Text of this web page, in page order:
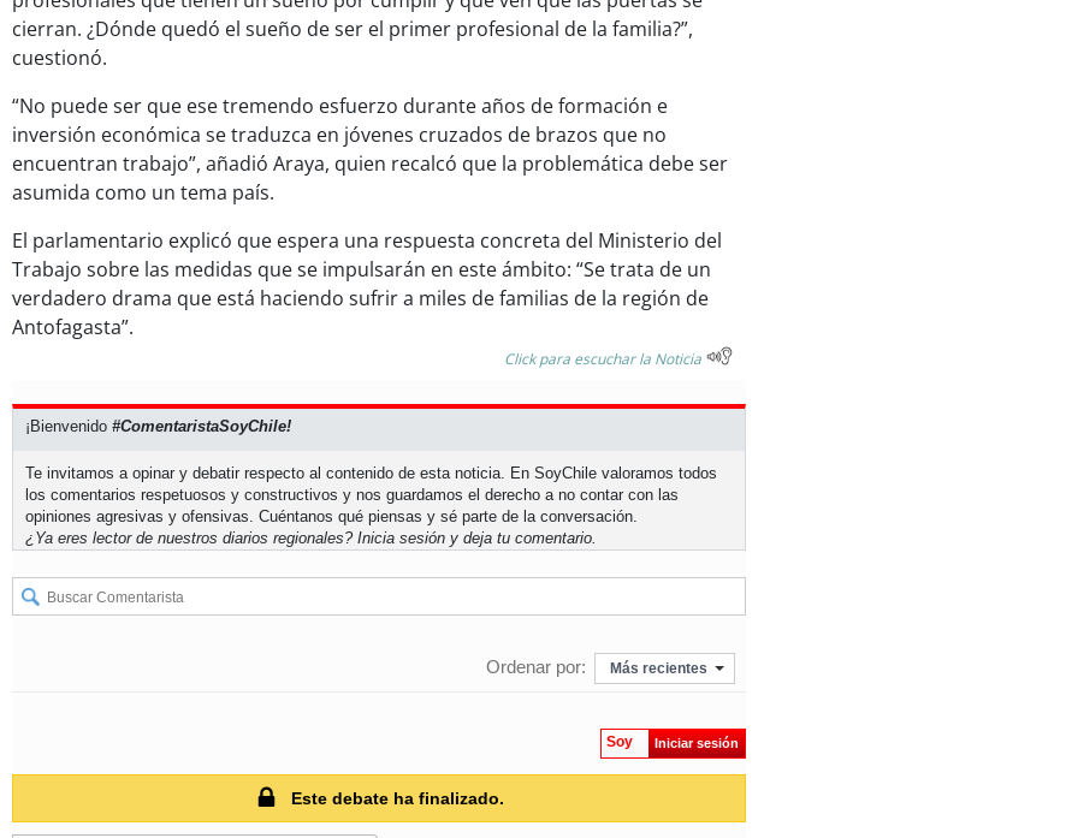
cierran. ¿Dónde quedó el sueño de ser el primer profesional de la familia?”,
cuestionó.
“No puede ser que ese tremendo esfuerzo durante años de formación e
inversión económica se traduzca en jóvenes cruzados de brazos que no
encuentran trabajo”, añadió Araya, quien recalcó que la problemática debe ser
asumida como un tema país.
El parlamentario explicó que espera una respuesta concreta del Ministerio del
Trabajo sobre las medidas que se impulsarán en este ámbito: “Se trata de un
verdadero drama que está haciendo sufrir a miles de familias de la región de
Antofagasta”.
Click para escuchar la Noticia
¡Bienvenido #ComentaristaSoyChile!
Te invitamos a opinar y debatir respecto al contenido de esta noticia. En SoyChile valoramos todos
los comentarios respetuosos y constructivos y nos guardamos el derecho a no contar con las
opiniones agresivas y ofensivas. Cuéntanos qué piensas y sé parte de la conversación.
¿Ya eres lector de nuestros diarios regionales? Inicia sesión y deja tu comentario.
Ordenar por: Más recientes
Soy Iniciar sesión
Este debate ha finalizado.